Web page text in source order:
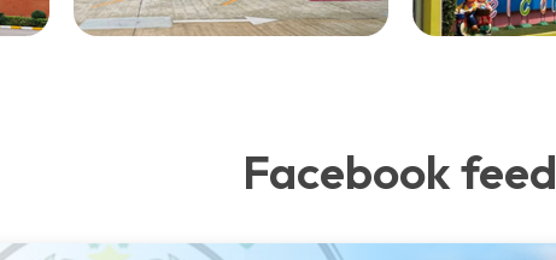
Facebook feed